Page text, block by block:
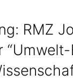
RMZ